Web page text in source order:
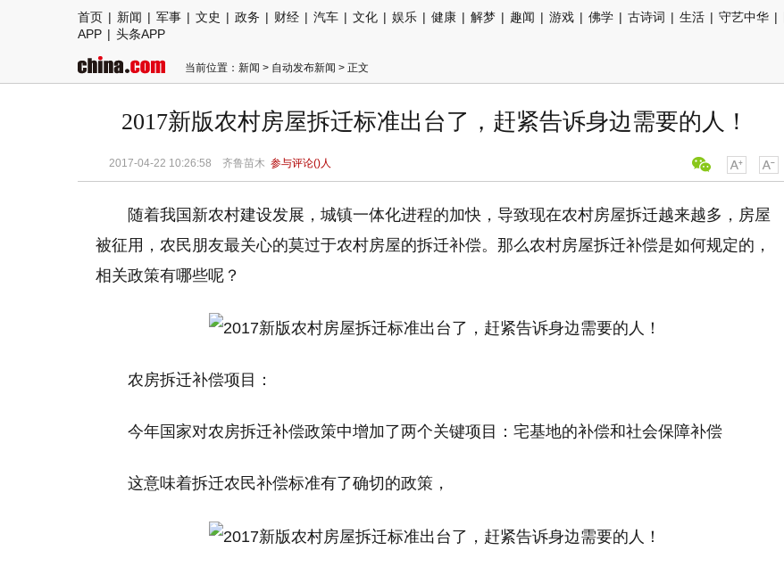
首页 | 新闻 | 军事 | 文史 | 政务 | 财经 | 汽车 | 文化 | 娱乐 | 健康 | 解梦 | 趣闻 | 游戏 | 佛学 | 古诗词 | 生活 | 守艺中华 |
APP | 头条APP
当前位置： 新闻 > 自动发布新闻 > 正文
2017新版农村房屋拆迁标准出台了，赶紧告诉身边需要的人！
2017-04-22 10:26:58 齐鲁苗木 参与评论()人
随着我国新农村建设发展，城镇一体化进程的加快，导致现在农村房屋拆迁越来越多，房屋
被征用，农民朋友最关心的莫过于农村房屋的拆迁补偿。那么农村房屋拆迁补偿是如何规定的，
相关政策有哪些呢？
农房拆迁补偿项目：
今年国家对农房拆迁补偿政策中增加了两个关键项目：宅基地的补偿和社会保障补偿
这意味着拆迁农民补偿标准有了确切的政策，